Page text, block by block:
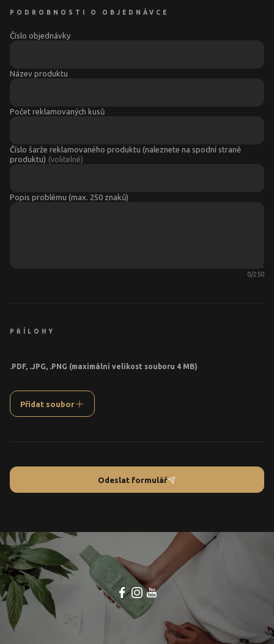
PODROBNOSTI O OBJEDNÁVCE
Číslo objednávky
Název produktu
Počet reklamovaných kusů
Číslo šarže reklamovaného produktu (naleznete na spodní straně
produktu) (volitelné)
Popis problému (max. 250 znaků)
0/250
PŘÍLOHY
.PDF, .JPG, .PNG (maximální velikost souboru 4 MB)
Přidat soubor
Odeslat formulář